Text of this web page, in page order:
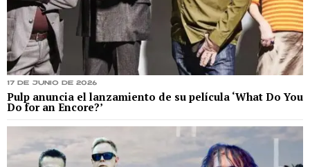
17 de junio de 2026
Pulp anuncia el lanzamiento de su película ‘What Do You
Do for an Encore?’